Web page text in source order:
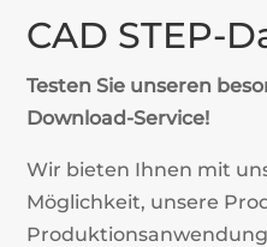
CAD STEP-
Testen Sie unseren
Download-Service!
Wir bieten Ihnen mit
Möglichkeit, unsere